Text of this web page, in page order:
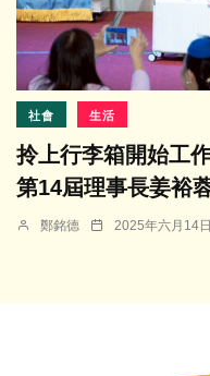
社會 生活
拎上行李箱開始工
第14屆理事長姜裕
鄭銘德 2025年六月14日